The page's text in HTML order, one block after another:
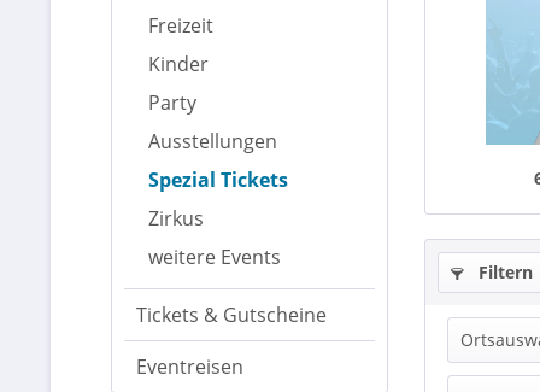
Freizeit
Kinder
Party
Ausstellungen
Spezial Tickets
Zirkus
weitere Events
Tickets & Gutscheine
Eventreisen
Filtern